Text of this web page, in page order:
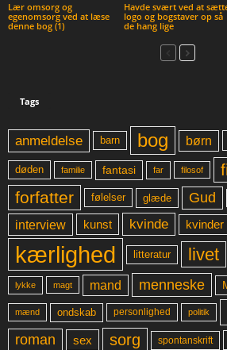
Lær omsorg og
egenomsorg ved at læse
denne bog (1)
Havde svært ved at
logo og bogstaver op så
de hang lige
Tags
anmeldelse barn bog børn
døden familie fantasi far filosof
forfatter
følelser glæde Gud
interview kunst kvinde kvinder
kærlighed litteratur livet
lykke magt mand menneske
mænd ondskab personlighed politik
roman sex sorg spontanskrift